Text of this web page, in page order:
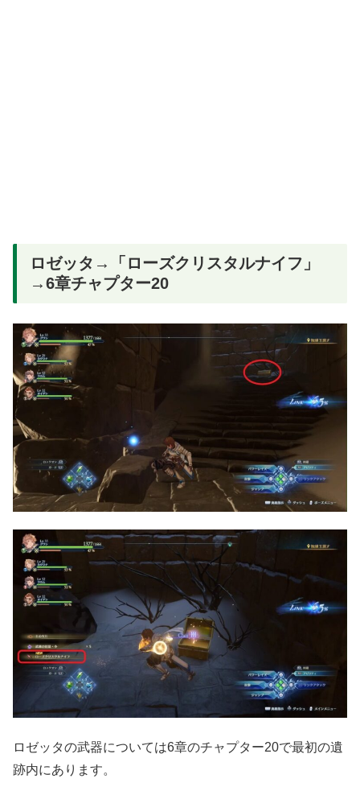
ロゼッタ→「ローズクリスタルナイフ」
→6章チャプター20
ロゼッタの武器については6章のチャプター20で最初の遺
跡内にあります。